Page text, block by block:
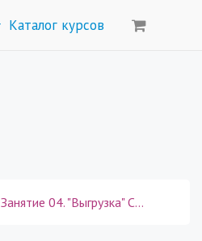
Каталог курсов
Занятие 04. "Выгрузка" Самопомощь от надоедливых мыслей